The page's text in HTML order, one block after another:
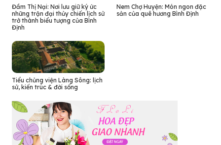
Đầm Thị Nại: Nơi lưu giữ ký ức
những trận đại thủy chiến lịch sử
trở thành biểu tượng của Bình
Định
Nem Chợ Huyện: Món ngon đặc
sản của quê hương Bình Định
Tiểu chủng viện Làng Sông: lịch
sử, kiến trúc & đời sống